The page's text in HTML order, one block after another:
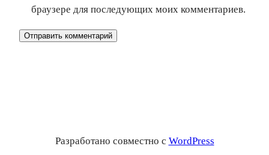
браузере для последующих моих комментариев.
Разработано совместно с WordPress